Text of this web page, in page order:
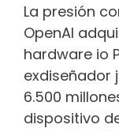
La presión
OpenAI
hardware io
exdiseñador
6.500
dispositivo